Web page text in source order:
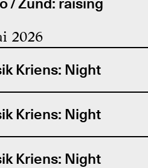
2026
Kriens: Night
Kriens: Night
Kriens: Night